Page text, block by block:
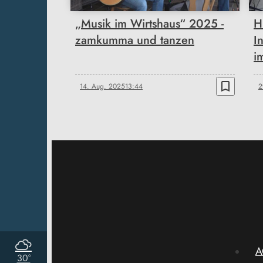
30°
„Musik im Wirtshaus“ 2025 -
zamkumma und tanzen
14. Aug. 202513:44 bookmark_border